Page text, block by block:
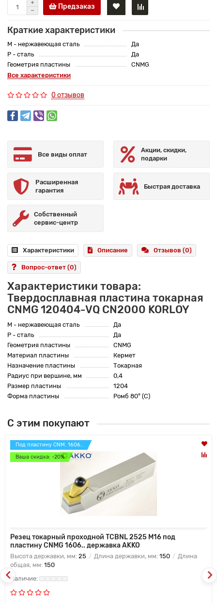
Предзаказ
Краткие характеристики
M - нержавеющая сталь
Да
P - сталь
Да
Геометрия пластины
CNMG
Все характеристики
0 отзывов
Все виды оплат
Акции, скидки,
подарки
Расширенная
гарантия
Быстрая доставка
Собственный
сервис-центр
Характеристики Описание Отзывов (0)
Вопрос-ответ (0)
Характеристики товара:
Твердосплавная пластина токарная
CNMG 120404-VQ CN2000 KORLOY
M - нержавеющая сталь
Да
P - сталь
Да
Геометрия пластины
CNMG
Материал пластины
Кермет
Назначение пластины
Токарная
Радиус при вершине, мм
0,4
Размер пластины
1204
Форма пластины
Ромб 80° (C)
С этим покупают
Под пластину CNM. 1606..
Ваша скидка: -20%
Резец токарный проходной TCBNL 2525 M16 под
пластину CNMG 1606.. державка AKKO
Высота державки, мм: 25 Длина державки, мм: 150
Длина
общая, мм: 150